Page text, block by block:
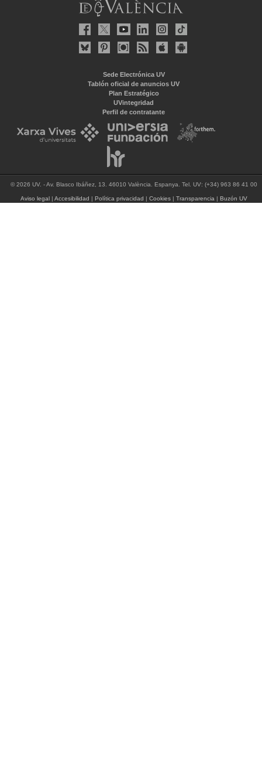
Sede Electrónica UV
Tablón oficial de anuncios UV
Plan Estratégico
UVintegridad
Perfil de contratante
© 2026 UV. - Av. Blasco Ibáñez, 13. 46010 València. Espanya. Tel. UV: (+34) 963 86 41 00
Aviso legal| Accesibilidad | Política privacidad | Cookies| Transparencia | Buzón UV